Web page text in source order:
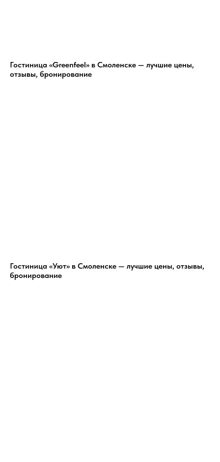
Гостиница «Greenfeel» в Смоленске — лучшие цены,
отзывы, бронирование
Гостиница «Уют» в Смоленске — лучшие цены, отзывы,
бронирование